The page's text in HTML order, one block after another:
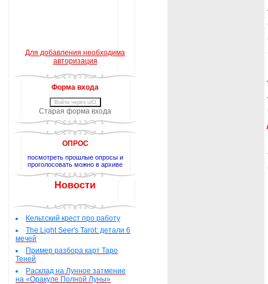
Для добавления необходима
авторизация
Форма входа
Войти через uID
Старая форма входа
ОПРОС
посмотреть прошлые опросы и
проголосовать можно в архиве
Новости
Кельтский крест про работу
The Light Seer's Tarot: детали 6
мечей
Пример разбора карт Таро
Теней
Расклад на Лунное затмение
на «Оракуле Полной Луны»